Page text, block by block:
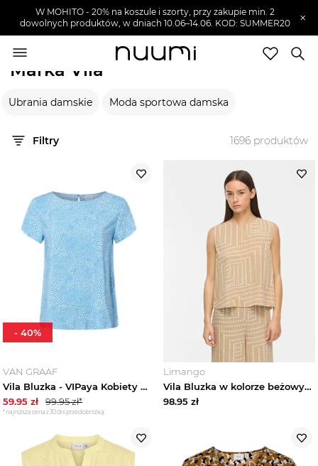
W MOHITO - 20% na koszule i szorty, przy zakupie min. 2
dowolnych produktów, w dniach 10.06–14.06. KOD: SUMMER20
×
Marka Vila
Ubrania damskie Moda sportowa damska
Filtry 1696 produktów
VAN GRAAF
Vila Bluzka - VIPaya Kobiety wiskoza niebieski
59.95 zł 99.95zł*
*najniższa cena z 30 dni przed obniżką
- 40%
Limango
Vila Bluzka w kolorze beżowym rozmiar: 40
98.95 zł